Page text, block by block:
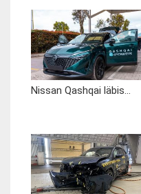
Nissan Qashqai läbis...